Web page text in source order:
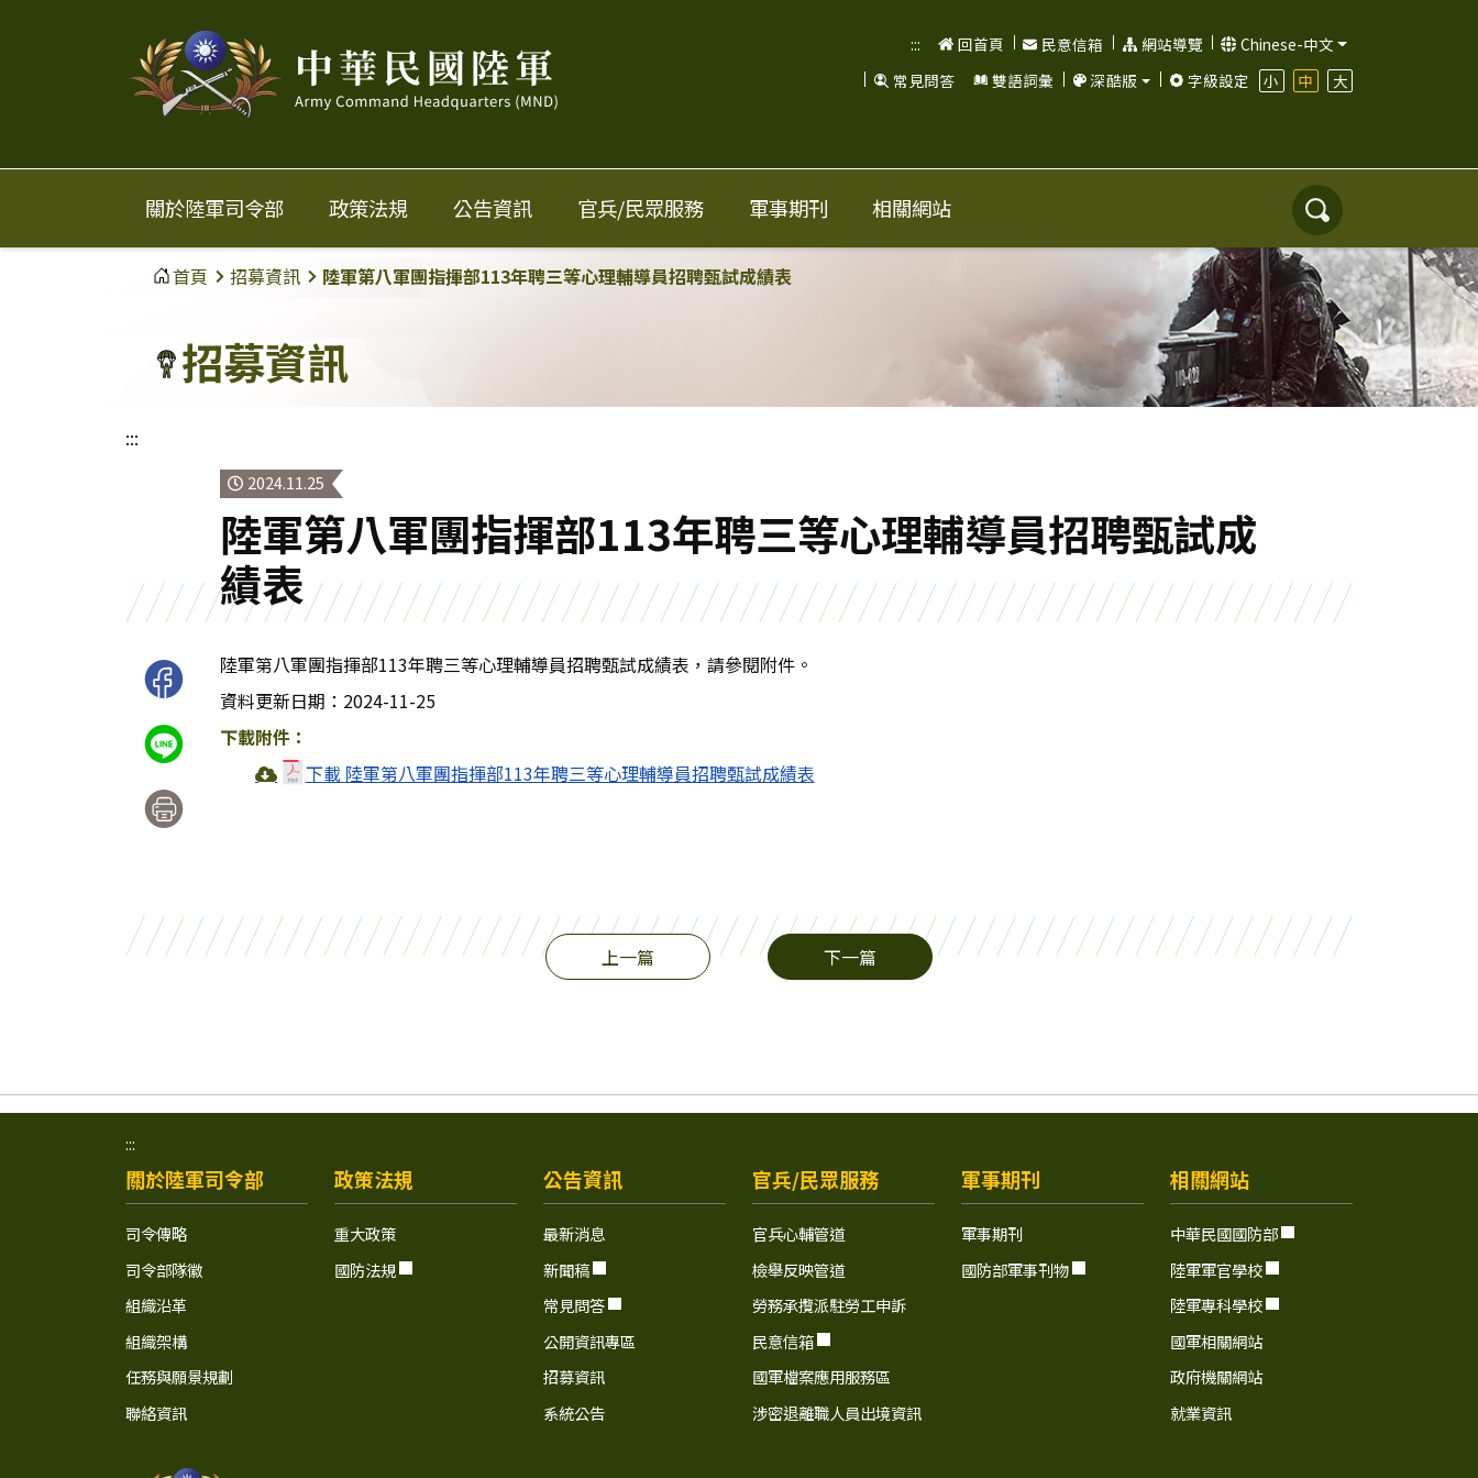
中
華
國
陸
::: 回首頁 民意信箱 網站導覽
Chinese-中文
常見問答
雙語詞彙 深酷版 字級設定 小 中 大
關於陸軍司令部 政策法規 公告資訊 官兵/民眾服務 軍事期刊 相關網站
搜
尋
首頁 招募資訊 陸軍第八軍團指揮部113年聘三等心理輔導員招聘甄試成績表
招募資訊
:::
2024.11.25
陸軍第八軍團指揮部113年聘三等心理輔導員招聘甄試成
績表
陸軍第八軍團指揮部113年聘三等心理輔導員招聘甄試成績表，請參閱附件。
資料更新日期：2024-11-25
下載附件：
下載 陸軍第八軍團指揮部113年聘三等心理輔導員招聘甄試成績表
上一篇 下一篇
:::
關於陸軍司令部
司令傳略
司令部隊徽
組織沿革
組織架構
任務與願景規劃
聯絡資訊
政策法規
重大政策
國防法規
公告資訊
最新消息
新聞稿
常見問答
公開資訊專區
招募資訊
系統公告
官兵/民眾服務
官兵心輔管道
檢舉反映管道
勞務承攬派駐勞工申訴
民意信箱
國軍檔案應用服務區
涉密退離職人員出境資訊
軍事期刊
軍事期刊
國防部軍事刊物
相關網站
中華民國國防部
陸軍軍官學校
陸軍專科學校
國軍相關網站
政府機關網站
就業資訊